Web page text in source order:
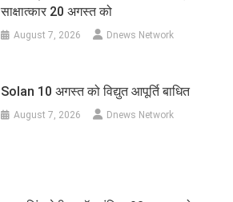
साक्षात्कार 20 अगस्त को
August 7, 2026 Dnews Network
Solan 10 अगस्त को विद्युत आपूर्ति बाधित
August 7, 2026 Dnews Network